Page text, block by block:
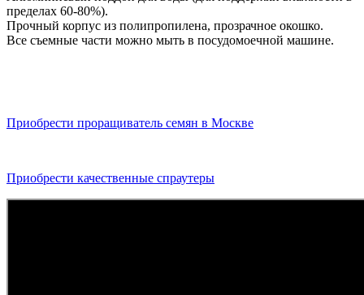
пределах 60-80%).
Прочный корпус из полипропилена, прозрачное окошко.
Все съемные части можно мыть в посудомоечной машине.
Приобрести проращиватель семян в Москве
Приобрести качественные спраутеры